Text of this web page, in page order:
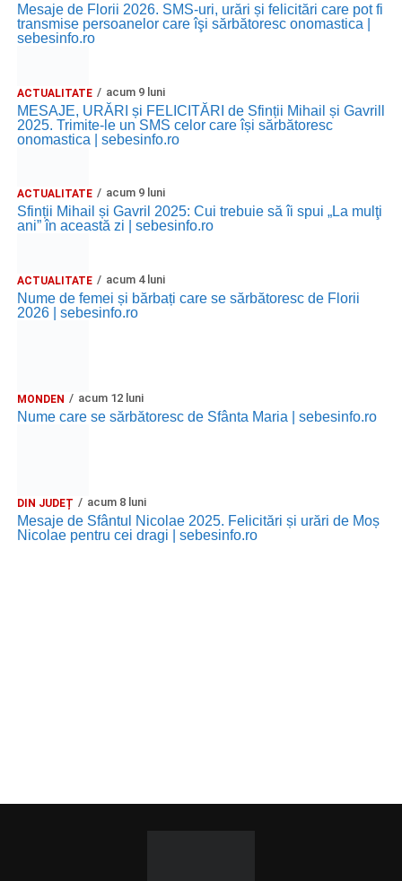
Mesaje de Florii 2026. SMS-uri, urări și felicitări care pot fi
transmise persoanelor care îşi sărbătoresc onomastica |
sebesinfo.ro
ACTUALITATE acum 9 luni
MESAJE, URĂRI și FELICITĂRI de Sfinții Mihail și Gavrill
2025. Trimite-le un SMS celor care își sărbătoresc
onomastica | sebesinfo.ro
ACTUALITATE acum 9 luni
Sfinții Mihail și Gavril 2025: Cui trebuie să îi spui „La mulţi
ani” în această zi | sebesinfo.ro
ACTUALITATE acum 4 luni
Nume de femei și bărbați care se sărbătoresc de Florii
2026 | sebesinfo.ro
MONDEN acum 12 luni
Nume care se sărbătoresc de Sfânta Maria | sebesinfo.ro
DIN JUDEȚ acum 8 luni
Mesaje de Sfântul Nicolae 2025. Felicitări și urări de Moș
Nicolae pentru cei dragi | sebesinfo.ro